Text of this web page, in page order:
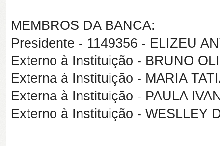
MEMBROS DA BANCA:
Presidente - 1149356 - ELIZEU
Externo à Instituição - BRUNO
Externa à Instituição - MARIA
Externa à Instituição - PAULA
Externo à Instituição - WESLLEY